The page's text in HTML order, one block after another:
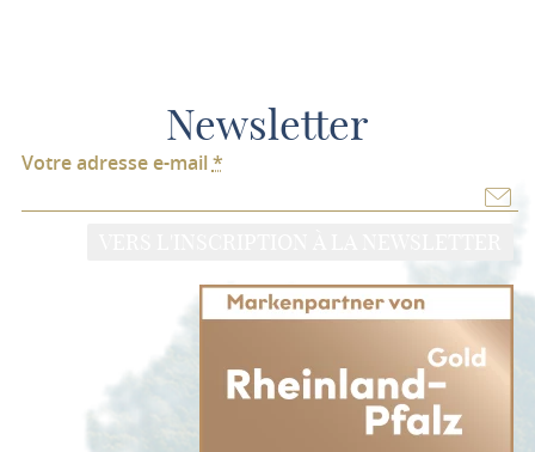
Newsletter
Votre adresse e-mail*